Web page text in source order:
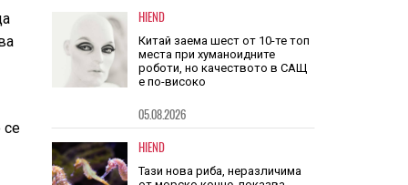
се
чуждото
05.08.2026
HIEND
роботи, но качеството в САЩ
е по-високо
05.08.2026